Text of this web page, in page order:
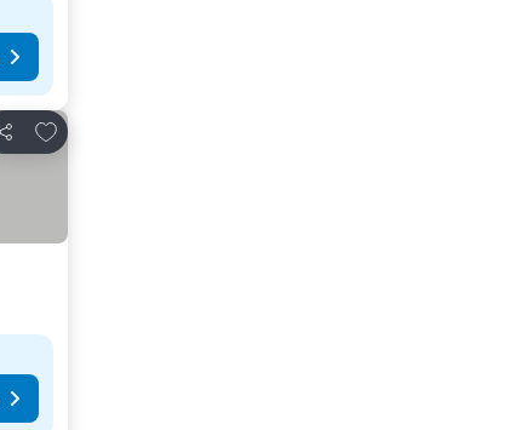
Teilen
Zu Favoriten hinzufügen